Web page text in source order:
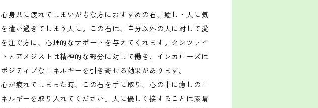
心身共に疲れてしまいがちな方におすすめの石、癒し・人に気
を遣い過ぎてしまう人に。この石は、自分以外の人に対して愛
を注ぐ方に、心理的なサポートを与えてくれます。クンツァイ
トとアメジストは精神的な部分に対して働き、インカローズは
ポジティブなエネルギーを引き寄せる効果があります。
心が疲れてしまった時、この石を手に取り、心の中に癒しのエ
ネルギーを取り入れてください。人に優しく接することは素晴